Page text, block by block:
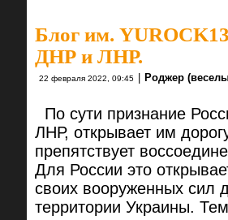
Блог им.
ДНР и ЛНР.
22 февраля 2022, 09:45 Роджер
По сути признание
ЛНР, открывает им
препятствует
Для России это
своих вооруженных сил
территории Украины.